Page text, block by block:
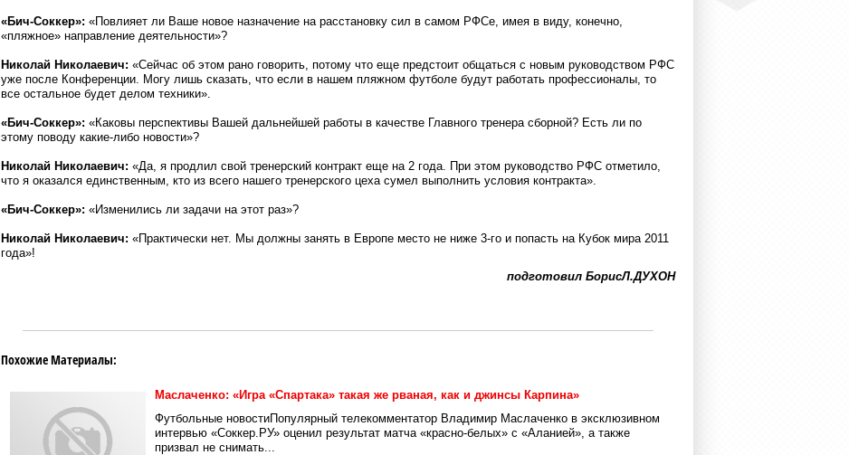
«Бич-Соккер»: «Повлияет ли Ваше новое назначение на расстановку сил в самом РФСе, имея в виду, конечно,
«пляжное» направление деятельности»?
Николай Николаевич: «Сейчас об этом рано говорить, потому что еще предстоит общаться с новым руководством РФС
уже после Конференции. Могу лишь сказать, что если в нашем пляжном футболе будут работать профессионалы, то
все остальное будет делом техники».
«Бич-Соккер»: «Каковы перспективы Вашей дальнейшей работы в качестве Главного тренера сборной? Есть ли по
этому поводу какие-либо новости»?
Николай Николаевич: «Да, я продлил свой тренерский контракт еще на 2 года. При этом руководство РФС отметило,
что я оказался единственным, кто из всего нашего тренерского цеха сумел выполнить условия контракта».
«Бич-Соккер»: «Изменились ли задачи на этот раз»?
Николай Николаевич: «Практически нет. Мы должны занять в Европе место не ниже 3-го и попасть на Кубок мира 2011
года»!
подготовил БорисЛ.ДУХОН
Похожие Материалы:
Маслаченко: «Игра «Спартака» такая же рваная, как и джинсы Карпина»
Футбольные новостиПопулярный телекомментатор Владимир Маслаченко в эксклюзивном
интервью «Соккер.РУ» оценил результат матча «красно-белых» с «Аланией», а также
призвал не снимать...